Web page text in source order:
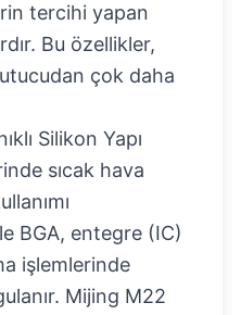
tercihi yapan
Bu özellikler,
çok daha
Silikon Yapı
sıcak hava
BGA, entegre (IC)
işlemlerinde
Mijing M22